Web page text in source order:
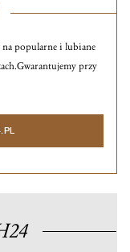
na popularne i lubiane
Gwarantujemy przy